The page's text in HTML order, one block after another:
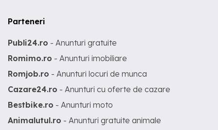
Parteneri
Publi24.ro - Anunturi gratuite
Romimo.ro - Anunturi imobiliare
Romjob.ro - Anunturi locuri de munca
Cazare24.ro - Anunturi cu oferte de cazare
Bestbike.ro - Anunturi moto
Animalutul.ro - Anunturi gratuite animale